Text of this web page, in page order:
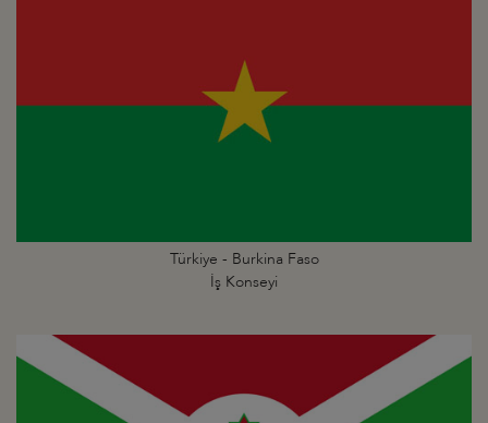
Türkiye - Burkina Faso
İş Konseyi